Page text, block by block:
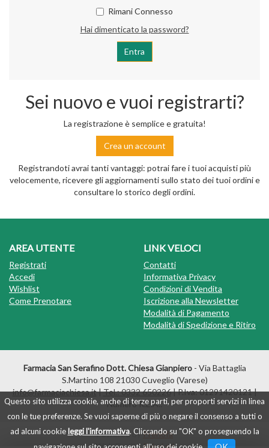
Questo sito utilizza cookie, anche di terze parti, per proporti servizi in linea
con le tue preferenze. Se vuoi saperne di più o negare il consenso a tutti o
ad alcuni cookieleggi l'informativa. Cliccando su "OK" o proseguendo la
Rimani Connesso
Hai dimenticato la password?
Sei nuovo e vuoi registrarti?
La registrazione è semplice e gratuita!
Crea un account
Registrandoti avrai tanti vantaggi: potrai fare i tuoi acquisti più
velocemente, ricevere gli aggiornamenti sullo stato dei tuoi ordini e
consultare lo storico degli ordini.
AREA UTENTE
Registrati
Accedi
Wishlist
Come Prenotare
LINK VELOCI
Contatti
Informativa Privacy
Condizioni di Vendita
Iscrizione alla Newsletter
Modalità di Pagamento
Modalità di Spedizione e Ritiro
Farmacia San Serafino Dott. Chiesa Gianpiero - Via Battaglia
S.Martino 108 21030 Cuveglio (Varese)
info@farmaciachiesa.it|Tel.: 0332 650226| P.Iva: 01291420121 |
Numero R.E.A.:
Powered byPrenofa
Web DesignFulcri srl